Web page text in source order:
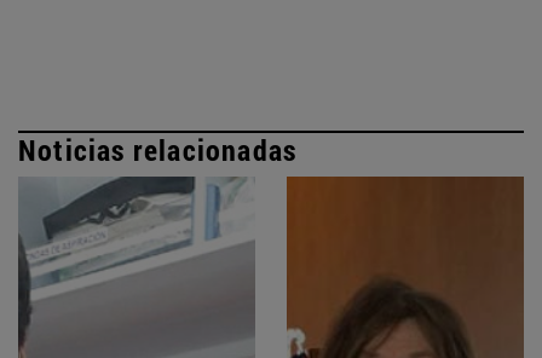
Noticias relacionadas